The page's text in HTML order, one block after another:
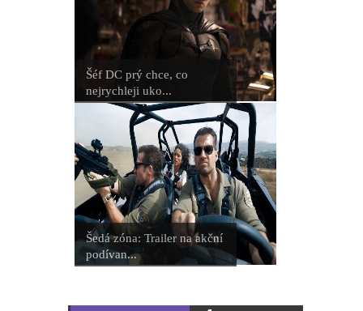
Šéf DC prý chce, co
nejrychleji uko...
Šedá zóna: Trailer na akční
podívan...